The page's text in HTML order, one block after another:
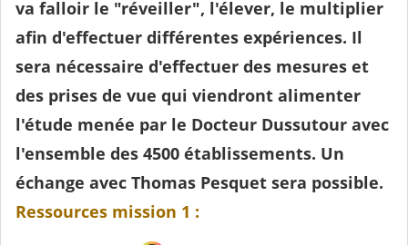
va falloir le "réveiller", l'élever, le multiplier
afin d'effectuer différentes expériences. Il
sera nécessaire d'effectuer des mesures et
des prises de vue qui viendront alimenter
l'étude menée par le Docteur Dussutour avec
l'ensemble des 4500 établissements. Un
échange avec Thomas Pesquet sera possible.
Ressources mission 1 :